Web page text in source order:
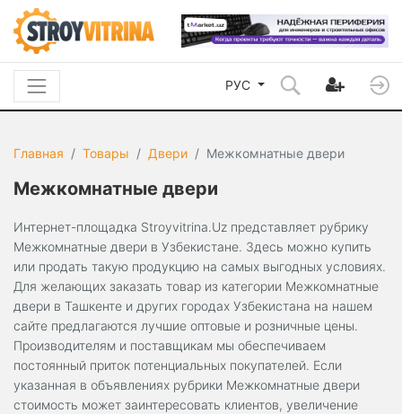
РУС
Главная Товары Двери Межкомнатные двери
Межкомнатные двери
Интернет-площадка Stroyvitrina.Uz представляет рубрику
Межкомнатные двери в Узбекистане. Здесь можно купить
или продать такую продукцию на самых выгодных условиях.
Для желающих заказать товар из категории Межкомнатные
двери в Ташкенте и других городах Узбекистана на нашем
сайте предлагаются лучшие оптовые и розничные цены.
Производителям и поставщикам мы обеспечиваем
постоянный приток потенциальных покупателей. Если
указанная в объявлениях рубрики Межкомнатные двери
стоимость может заинтересовать клиентов, увеличение